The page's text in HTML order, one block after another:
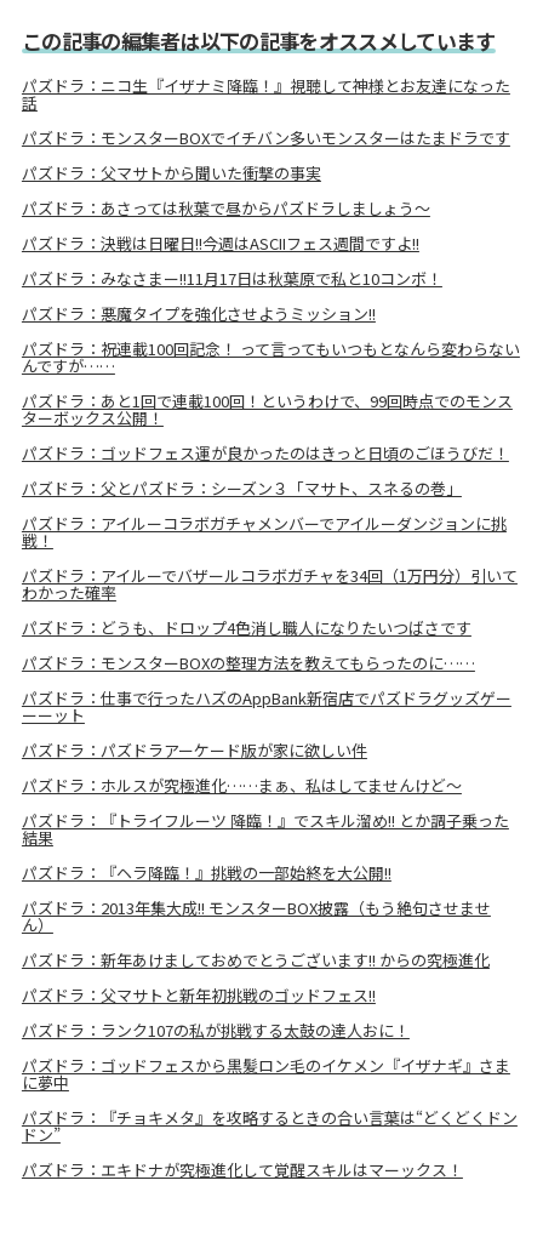
この記事の編集者は以下の記事をオススメしています
パズドラ：ニコ生『イザナミ降臨！』視聴して神様とお友達になった
話
パズドラ：モンスターBOXでイチバン多いモンスターはたまドラです
パズドラ：父マサトから聞いた衝撃の事実
パズドラ：あさっては秋葉で昼からパズドラしましょう～
パズドラ：決戦は日曜日!!今週はASCIIフェス週間ですよ!!
パズドラ：みなさまー!!11月17日は秋葉原で私と10コンボ！
パズドラ：悪魔タイプを強化させようミッション!!
パズドラ：祝連載100回記念！ って言ってもいつもとなんら変わらない
んですが……
パズドラ：あと1回で連載100回！というわけで、99回時点でのモンス
ターボックス公開！
パズドラ：ゴッドフェス運が良かったのはきっと日頃のごほうびだ！
パズドラ：父とパズドラ：シーズン３「マサト、スネるの巻」
パズドラ：アイルーコラボガチャメンバーでアイルーダンジョンに挑
戦！
パズドラ：アイルーでバザールコラボガチャを34回（1万円分）引いて
わかった確率
パズドラ：どうも、ドロップ4色消し職人になりたいつばさです
パズドラ：モンスターBOXの整理方法を教えてもらったのに……
パズドラ：仕事で行ったハズのAppBank新宿店でパズドラグッズゲー
ーーット
パズドラ：パズドラアーケード版が家に欲しい件
パズドラ：ホルスが究極進化……まぁ、私はしてませんけど～
パズドラ：『トライフルーツ 降臨！』でスキル溜め!! とか調子乗った
結果
パズドラ：『ヘラ降臨！』挑戦の一部始終を大公開!!
パズドラ：2013年集大成!! モンスターBOX披露（もう絶句させませ
ん）
パズドラ：新年あけましておめでとうございます!! からの究極進化
パズドラ：父マサトと新年初挑戦のゴッドフェス!!
パズドラ：ランク107の私が挑戦する太鼓の達人おに！
パズドラ：ゴッドフェスから黒髪ロン毛のイケメン『イザナギ』さま
に夢中
パズドラ：『チョキメタ』を攻略するときの合い言葉は“どくどくドン
ドン”
パズドラ：エキドナが究極進化して覚醒スキルはマーックス！